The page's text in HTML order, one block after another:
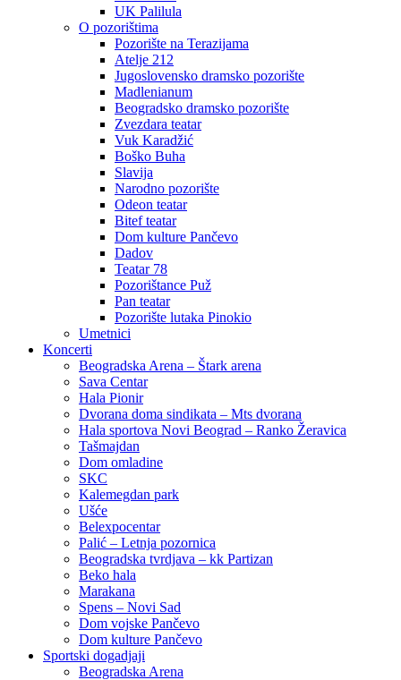
UK Palilula
O pozorištima
Pozorište na Terazijama
Atelje 212
Jugoslovensko dramsko pozorište
Madlenianum
Beogradsko dramsko pozorište
Zvezdara teatar
Vuk Karadžić
Boško Buha
Slavija
Narodno pozorište
Odeon teatar
Bitef teatar
Dom kulture Pančevo
Dadov
Teatar 78
Pozorištance Puž
Pan teatar
Pozorište lutaka Pinokio
Umetnici
Koncerti
Beogradska Arena – Štark arena
Sava Centar
Hala Pionir
Dvorana doma sindikata – Mts dvorana
Hala sportova Novi Beograd – Ranko Žeravica
Tašmajdan
Dom omladine
SKC
Kalemegdan park
Ušće
Belexpocentar
Palić – Letnja pozornica
Beogradska tvrdjava – kk Partizan
Beko hala
Marakana
Spens – Novi Sad
Dom vojske Pančevo
Dom kulture Pančevo
Sportski dogadjaji
Beogradska Arena